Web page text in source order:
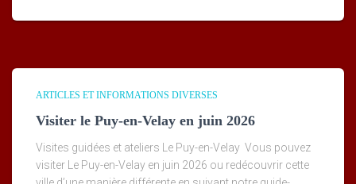
ARTICLES ET INFORMATIONS DIVERSES
Visiter le Puy-en-Velay en juin 2026
Visites guidées et ateliers Le Puy-en-Velay Vous pouvez
visiter Le Puy-en-Velay en juin 2026 ou redécouvrir cette